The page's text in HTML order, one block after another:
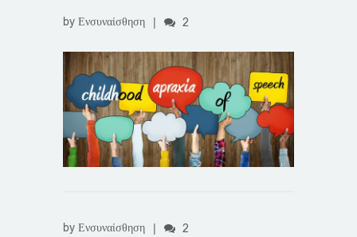
by Ενσυναίσθηση | 2
by Ενσυναίσθηση | 2